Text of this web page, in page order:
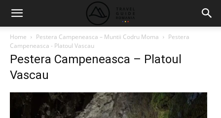
Home Pestera Campeneasca – Muntii Codru Moma
Pestera
Campeneasca - Platoul Vascau
Pestera Campeneasca – Platoul
Vascau